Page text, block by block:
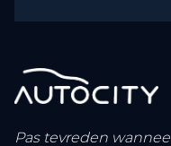
Pas tevreden